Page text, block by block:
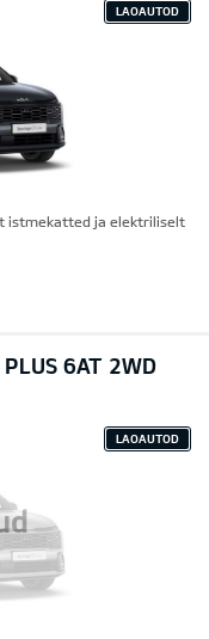
LAOAUTOD
istmekatted ja elektriliselt
6AT 2WD
LAOAUTOD